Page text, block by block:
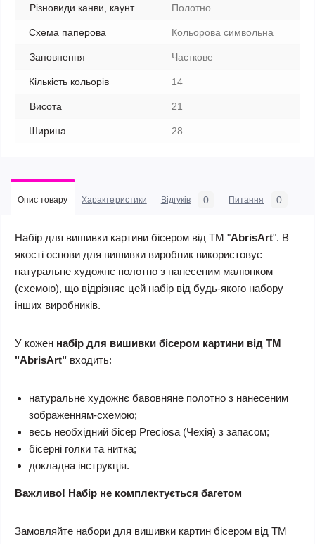
Різновиди канви, каунт Полотно
Схема паперова Кольорова символьна
Заповнення Часткове
Кількість кольорів 14
Висота 21
Ширина 28
Опис товару Характеристики Відгуків 0 Питання 0
Набір для вишивки картини бісером від ТМ "AbrisArt". В
якості основи для вишивки виробник використовує
натуральне художнє полотно з нанесеним малюнком
(схемою), що відрізняє цей набір від будь-якого набору
інших виробників.
У кожен набір для вишивки бісером картини від ТМ
"AbrisArt" входить:
натуральне художнє бавовняне полотно з нанесеним
зображенням-схемою;
весь необхідний бісер Preciosa (Чехія) з запасом;
бісерні голки та нитка;
докладна інструкція.
Важливо! Набір не комплектується багетом
Замовляйте набори для вишивки картин бісером від ТМ